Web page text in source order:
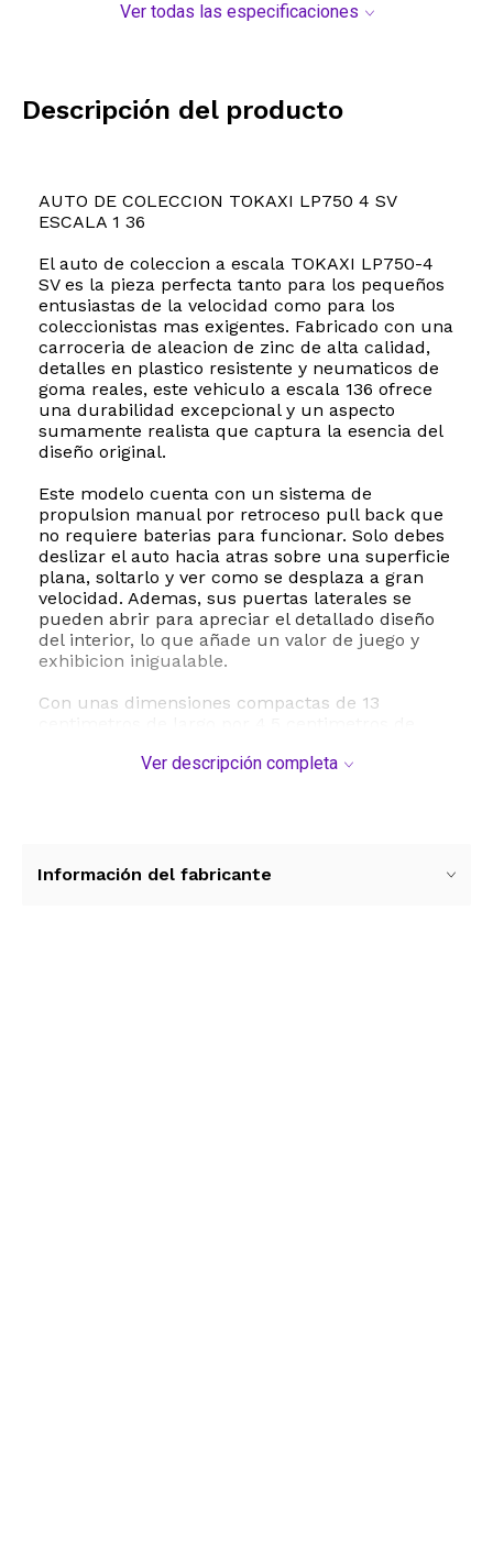
Ver todas las especificaciones
Descripción del producto
AUTO DE COLECCION TOKAXI LP750 4 SV
ESCALA 1 36
El auto de coleccion a escala TOKAXI LP750-4
SV es la pieza perfecta tanto para los pequeños
entusiastas de la velocidad como para los
coleccionistas mas exigentes. Fabricado con una
carroceria de aleacion de zinc de alta calidad,
detalles en plastico resistente y neumaticos de
goma reales, este vehiculo a escala 136 ofrece
una durabilidad excepcional y un aspecto
sumamente realista que captura la esencia del
diseño original.
Este modelo cuenta con un sistema de
propulsion manual por retroceso pull back que
no requiere baterias para funcionar. Solo debes
deslizar el auto hacia atras sobre una superficie
plana, soltarlo y ver como se desplaza a gran
velocidad. Ademas, sus puertas laterales se
pueden abrir para apreciar el detallado diseño
del interior, lo que añade un valor de juego y
exhibicion inigualable.
Con unas dimensiones compactas de 13
todas partes y para que los coleccionistas
edad temprana. Es el obsequio ideal para
Ver descripción completa
Información del fabricante